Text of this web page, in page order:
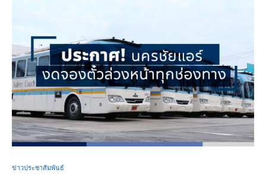
ข่าวประชาสัมพันธ์